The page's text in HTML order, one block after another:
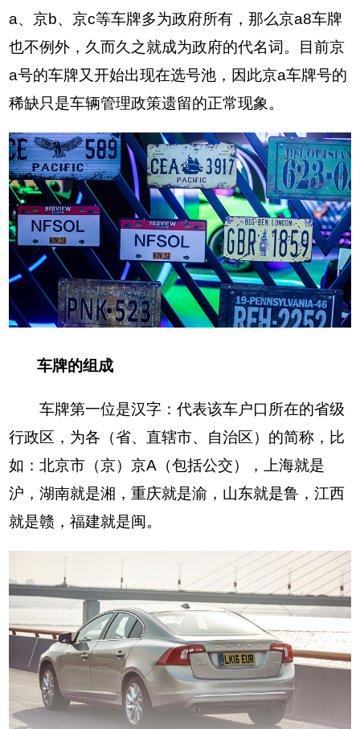
a、京b、京c等车牌多为政府所有，那么京a8车牌
也不例外，久而久之就成为政府的代名词。目前京
a号的车牌又开始出现在选号池，因此京a车牌号的
稀缺只是车辆管理政策遗留的正常现象。
车牌的组成
车牌第一位是汉字：代表该车户口所在的省级
行政区，为各（省、直辖市、自治区）的简称，比
如：北京市（京）京A（包括公交），上海就是
沪，湖南就是湘，重庆就是渝，山东就是鲁，江西
就是赣，福建就是闽。